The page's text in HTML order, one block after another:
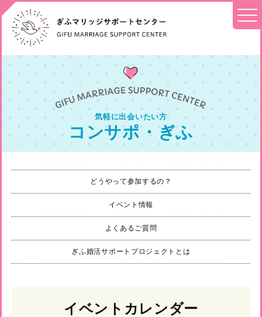
気軽に出会いたい方
コンサポ・ぎふ
どうやって参加するの？
イベント情報
よくあるご質問
ぎふ婚活サポートプロジェクトとは
イベントカレンダー